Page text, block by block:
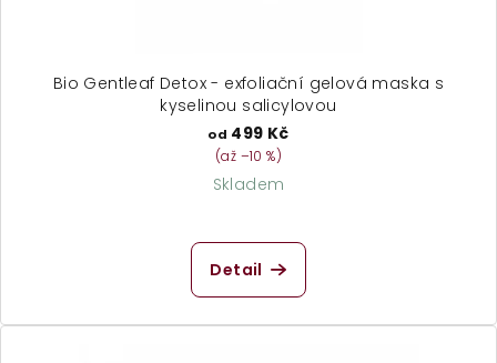
Bio Gentleaf Detox - exfoliační gelová maska s
kyselinou salicylovou
od 499 Kč
(až –10 %)
Skladem
hodnocení
produktu
z
Detail